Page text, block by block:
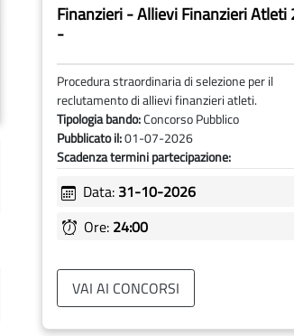
Finanzieri - Allievi Finanzieri Atleti
-
Procedura straordinaria di selezione per il
reclutamento di allievi finanzieri atleti.
Tipologia bando:Concorso Pubblico
Pubblicato il:01-07-2026
Scadenza termini partecipazione:
Data: 31-10-2026
Ore: 24:00
VAI AI CONCORSI